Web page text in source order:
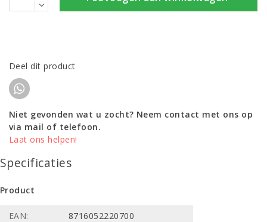
Deel dit product
Niet gevonden wat u zocht? Neem contact met ons op
via mail of telefoon.
Laat ons helpen!
Specificaties
Product
EAN:
8716052220700